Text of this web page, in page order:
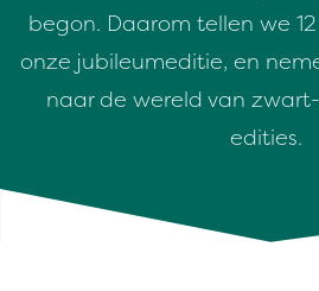
begon. Daarom tellen we
onze jubileumeditie, en
naar de wereld van
edities.